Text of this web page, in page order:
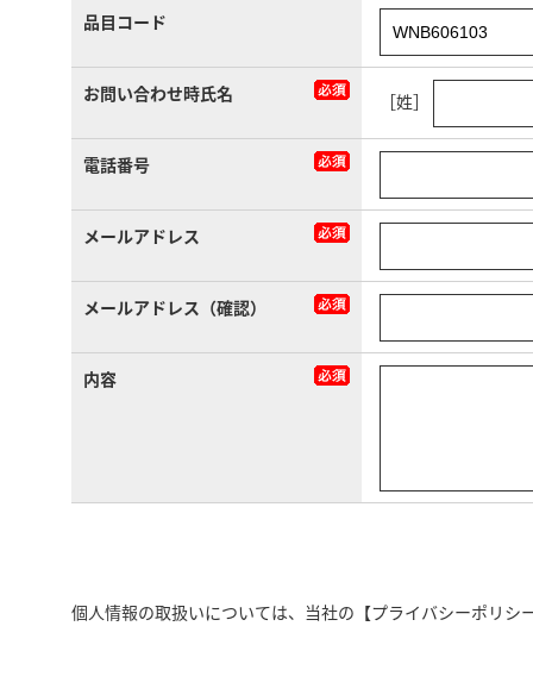
品目コード
お問い合わせ時氏名 ［姓］
電話番号
メールアドレス
メールアドレス（確認）
内容
個人情報の取扱いについては、当社の 【プライバシーポリシ